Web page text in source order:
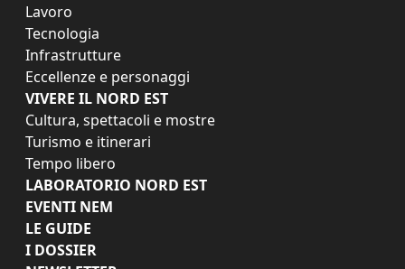
Lavoro
Tecnologia
Infrastrutture
Eccellenze e personaggi
VIVERE IL NORD EST
Cultura, spettacoli e mostre
Turismo e itinerari
Tempo libero
LABORATORIO NORD EST
EVENTI NEM
LE GUIDE
I DOSSIER